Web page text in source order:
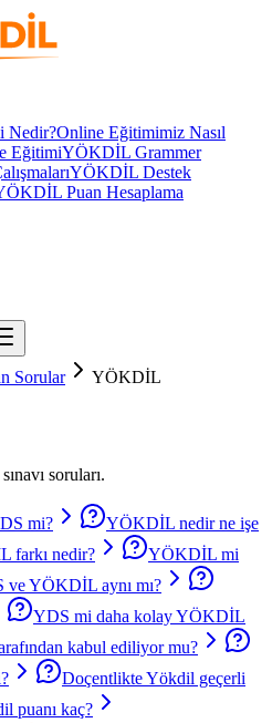
Nedir?Online Eğitimimiz Nasıl
EğitimiYÖKDİL Grammer
YÖKDİL Destek
Puan Hesaplama
Sorular YÖKDİL
sınavı soruları.
mi?
YÖKDİL nedir ne işe
farkı nedir?
YÖKDİL mi
ve YÖKDİL aynı mı?
YDS mi daha kolay YÖKDİL
kabul ediliyor mu?
Doçentlikte Yökdil geçerli
puanı kaç?